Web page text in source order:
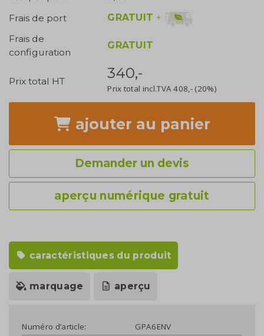
Frais de port
GRATUIT +
Frais de
configuration
GRATUIT
Prix total HT 340,-
Prix total incl.TVA408,- (20%)
ajouter au panier
Demander un devis
aperçu numérique gratuit
caractéristiques du produit
marquage aperçu
Numéro d’article:
GPA6ENV